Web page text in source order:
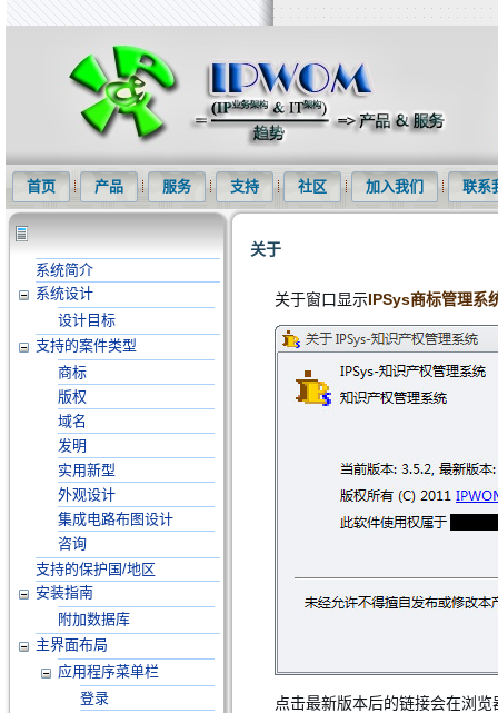
首页 产品 服务 支持 社区 加入我们 联系
系统简介
系统设计
设计目标
支持的案件类型
商标
版权
域名
发明
实用新型
外观设计
集成电路布图设计
咨询
支持的保护国/地区
安装指南
附加数据库
主界面布局
应用程序菜单栏
登录
关于
关于窗口显示IPSys商标管理系
点击最新版本后的链接会在浏览